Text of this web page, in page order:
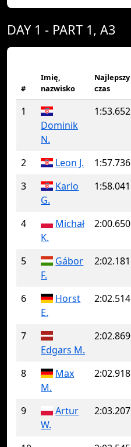
DAY 1 - PART 1, A3
#
Imię,
nazwisko
Najlepszy
czas
1
Dominik
N.
1:53.652
2 Leon J. 1:57.736
3
Karlo
G.
1:58.041
4
Michał
K.
2:00.650
5
Gábor
F.
2:02.181
6
Horst
E.
2:02.514
7
Edgars M.
2:02.869
8
Max
M.
2:02.918
9
Artur
W.
2:03.207